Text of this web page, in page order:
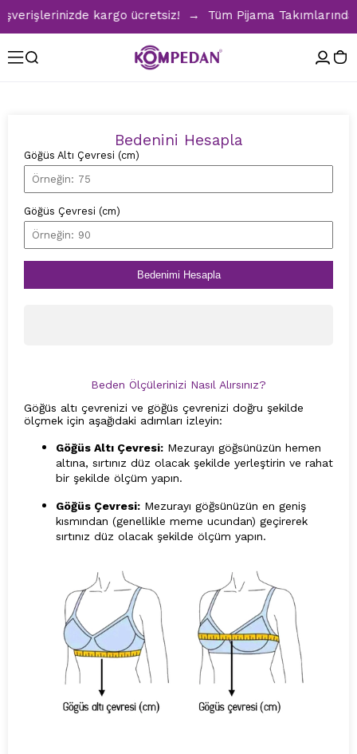
kargo ücretsiz! → Tüm Pijama
Bedenini Hesapla
Göğüs Altı Çevresi (cm)
Göğüs Çevresi (cm)
Bedenimi Hesapla
Beden Ölçülerinizi Nasıl Alırsınız?
Göğüs altı çevrenizi ve göğüs çevrenizi doğru şekilde
ölçmek için aşağıdaki adımları izleyin:
Göğüs Altı Çevresi: Mezurayı göğsünüzün hemen
altına, sırtınız düz olacak şekilde yerleştirin ve rahat
bir şekilde ölçüm yapın.
Göğüs Çevresi: Mezurayı göğsünüzün en geniş
kısmından (genellikle meme ucundan) geçirerek
sırtınız düz olacak şekilde ölçüm yapın.